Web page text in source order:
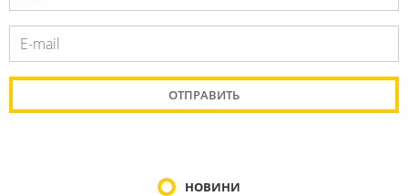
НОВИНИ